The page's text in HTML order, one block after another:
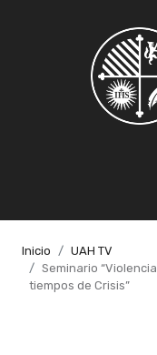
Inicio
UAH TV
Seminario
tiempos de Crisis”